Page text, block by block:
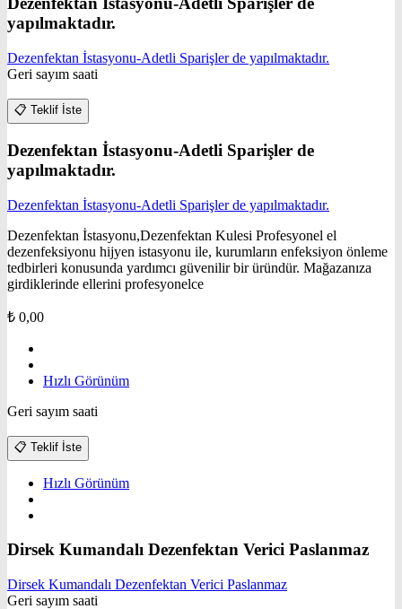
yapılmaktadır.
Dezenfektan İstasyonu-Adetli Sparişler de yapılmaktadır.
Geri sayım saati
📋 Teklif İste
Dezenfektan İstasyonu-Adetli Sparişler de
yapılmaktadır.
Dezenfektan İstasyonu-Adetli Sparişler de yapılmaktadır.
Dezenfektan İstasyonu,Dezenfektan Kulesi Profesyonel el
dezenfeksiyonu hijyen istasyonu ile, kurumların enfeksiyon önleme
tedbirleri konusunda yardımcı güvenilir bir üründür. Mağazanıza
girdiklerinde ellerini profesyonelce
₺ 0,00
Hızlı Görünüm
Geri sayım saati
📋 Teklif İste
Hızlı Görünüm
Dirsek Kumandalı Dezenfektan Verici Paslanmaz
Dirsek Kumandalı Dezenfektan Verici Paslanmaz
Geri sayım saati